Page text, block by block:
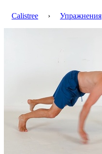
Calistree › Упражнения